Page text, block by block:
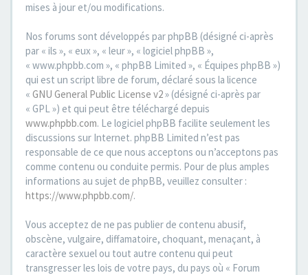
mises à jour et/ou modifications.
Nos forums sont développés par phpBB (désigné ci-après
par « ils », « eux », « leur », « logiciel phpBB »,
« www.phpbb.com », « phpBB Limited », « Équipes phpBB »)
qui est un script libre de forum, déclaré sous la licence
« GNU General Public License v2» (désigné ci-après par
« GPL ») et qui peut être téléchargé depuis
www.phpbb.com. Le logiciel phpBB facilite seulement les
discussions sur Internet. phpBB Limited n’est pas
responsable de ce que nous acceptons ou n’acceptons pas
comme contenu ou conduite permis. Pour de plus amples
informations au sujet de phpBB, veuillez consulter :
https://www.phpbb.com/.
Vous acceptez de ne pas publier de contenu abusif,
obscène, vulgaire, diffamatoire, choquant, menaçant, à
caractère sexuel ou tout autre contenu qui peut
transgresser les lois de votre pays, du pays où « Forum